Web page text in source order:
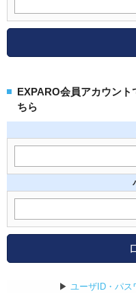
EXPARO会員アカウント
ちら
▶ ユーザID・パス